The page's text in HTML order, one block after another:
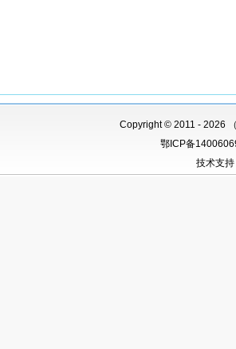
Copyright© 2011 -2026
鄂ICP备
技术支